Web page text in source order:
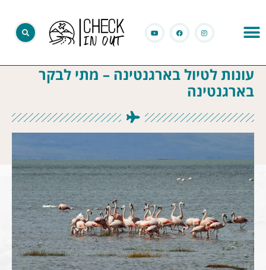
עונות לטיול בארגנטינה – מתי לבקר
בארגנטינה